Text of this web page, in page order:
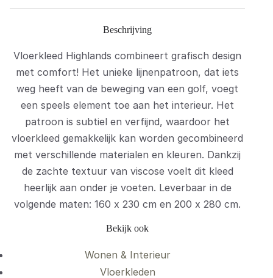
Beschrijving
Vloerkleed Highlands combineert grafisch design
met comfort! Het unieke lijnenpatroon, dat iets
weg heeft van de beweging van een golf, voegt
een speels element toe aan het interieur. Het
patroon is subtiel en verfijnd, waardoor het
vloerkleed gemakkelijk kan worden gecombineerd
met verschillende materialen en kleuren. Dankzij
de zachte textuur van viscose voelt dit kleed
heerlijk aan onder je voeten. Leverbaar in de
volgende maten: 160 x 230 cm en 200 x 280 cm.
Bekijk ook
Wonen & Interieur
Vloerkleden